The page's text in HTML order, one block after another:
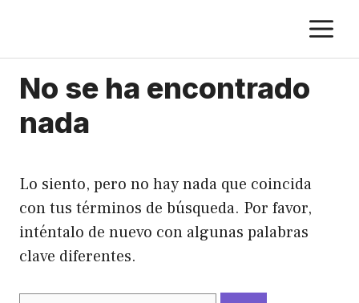
contenido
No se ha encontrado
nada
Lo siento, pero no hay nada que coincida
con tus términos de búsqueda. Por favor,
inténtalo de nuevo con algunas palabras
clave diferentes.